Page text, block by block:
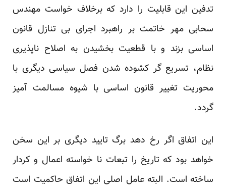
تدفین این قابلیت را دارد که برخلاف خواست مهندس
سحابی مهر خاتمت بر راهبرد اجرای بی تنازل قانون
اساسی بزند و با قطعیت بخشیدن به اصلاح ناپذیری
نظام، تسریع گر کشوده شدن فصل سیاسی دیگری با
محوریت تغییر قانون اساسی با شیوه مسالمت آمیز
گردد.
این اتفاق اگر رخ دهد برگ تایید دیگری بر این سخن
خواهد بود که تاریخ را تبعات نا خواسته اعمال و کردار
ساخته است. البته عامل اصلی این اتفاق حاکمیت است